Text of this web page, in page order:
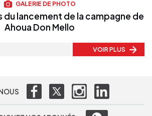
GALERIE DE PHOTO
lancement de la campagne de
Ahoua Don Mello
VOIR PLUS